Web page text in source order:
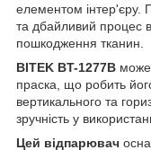
елементом інтер'єру.
та дбайливий процес
пошкодження тканин.
BITEK BT-1277B може
праска, що робить
вертикального та
зручність у
Цей відпарювач